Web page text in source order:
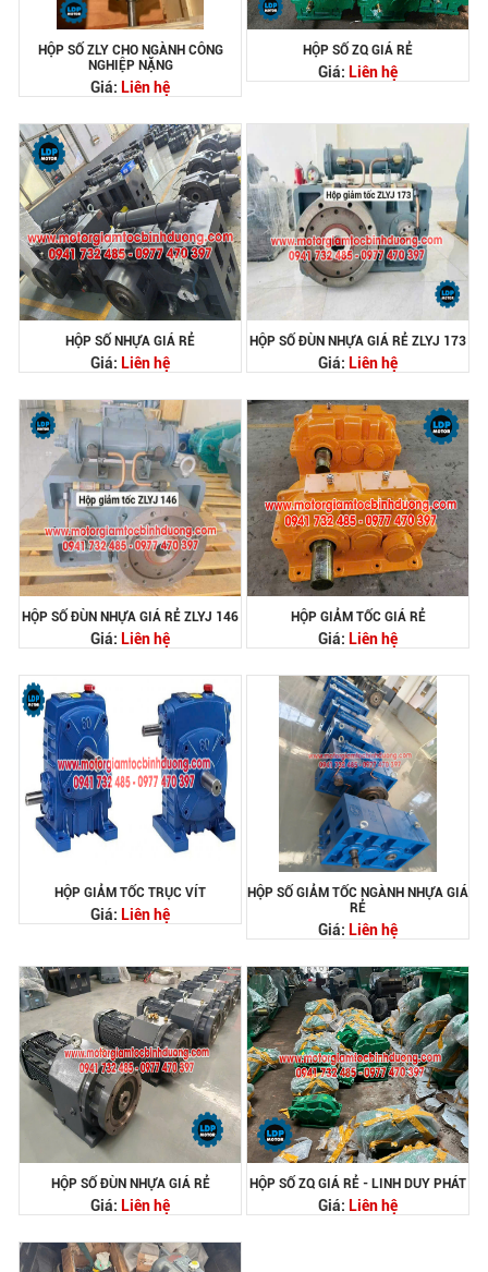
HỘP SỐ ZLY CHO NGÀNH CÔNG
NGHIỆP NẶNG
Giá: Liên hệ
HỘP SỐ ZQ GIÁ RẺ
Giá: Liên hệ
HỘP SỐ NHỰA GIÁ RẺ
Giá: Liên hệ
HỘP SỐ ĐÙN NHỰA GIÁ RẺ ZLYJ 173
Giá: Liên hệ
HỘP SỐ ĐÙN NHỰA GIÁ RẺ ZLYJ 146
Giá: Liên hệ
HỘP GIẢM TỐC GIÁ RẺ
Giá: Liên hệ
HỘP GIẢM TỐC TRỤC VÍT
Giá: Liên hệ
HỘP SỐ GIẢM TỐC NGÀNH NHỰA GIÁ
RẺ
Giá: Liên hệ
HỘP SỐ ĐÙN NHỰA GIÁ RẺ
Giá: Liên hệ
HỘP SỐ ZQ GIÁ RẺ - LINH DUY PHÁT
Giá: Liên hệ